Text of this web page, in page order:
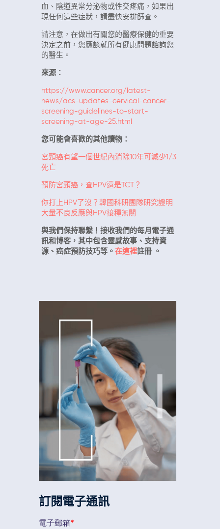
血、陰道異常分泌物或性交疼痛，如果出
現任何這些症狀，請盡快安排篩查。
請注意，在做出有關您的醫療保健的重要
決定之前，您應該就所有健康問題諮詢您
的醫生。
來源：
https://www.cancer.org/latest-
news/acs-updates-cervical-cancer-
screening-guidelines-to-start-
screening-at-age-25.html
您可能會喜歡的其他讀物：
宮頸癌有望一個世紀內消除10年可減少1/3
死亡
預防宮頸癌，查HPV還是TCT？
你打上HPV了沒？韓國科研團隊研究證明
大量不良反應與HPV接種無關
與我們保持聯繫！接收我們的每月電子通
訊和博客，其中包含靈感故事、支持資
源、癌症預防技巧等。 在這裡註冊 。
訂閱電子通訊